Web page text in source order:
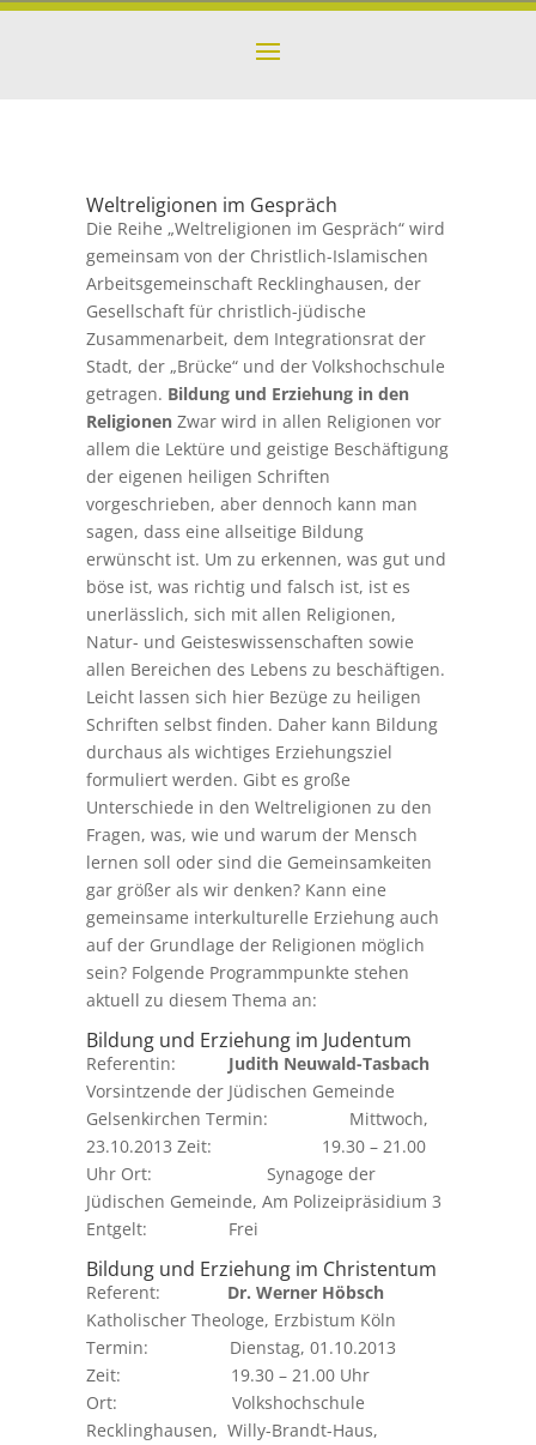
Weltreligionen im Gespräch
Die Reihe „Weltreligionen im Gespräch“ wird
gemeinsam von der Christlich-Islamischen
Arbeitsgemeinschaft Recklinghausen, der
Gesellschaft für christlich-jüdische
Zusammenarbeit, dem Integrationsrat der
Stadt, der „Brücke“ und der Volkshochschule
getragen. Bildung und Erziehung in den
ReligionenZwar wird in allen Religionen vor
allem die Lektüre und geistige Beschäftigung
der eigenen heiligen Schriften
vorgeschrieben, aber dennoch kann man
sagen, dass eine allseitige Bildung
erwünscht ist. Um zu erkennen, was gut und
böse ist, was richtig und falsch ist, ist es
unerlässlich, sich mit allen Religionen,
Natur- und Geisteswissenschaften sowie
allen Bereichen des Lebens zu beschäftigen.
Leicht lassen sich hier Bezüge zu heiligen
Schriften selbst finden. Daher kann Bildung
durchaus als wichtiges Erziehungsziel
formuliert werden. Gibt es große
Unterschiede in den Weltreligionen zu den
Fragen, was, wie und warum der Mensch
lernen soll oder sind die Gemeinsamkeiten
gar größer als wir denken? Kann eine
gemeinsame interkulturelle Erziehung auch
auf der Grundlage der Religionen möglich
sein? Folgende Programmpunkte stehen
aktuell zu diesem Thema an:
Bildung und Erziehung im Judentum
Referentin: Judith Neuwald-Tasbach
Vorsintzende der Jüdischen Gemeinde
Gelsenkirchen Termin: Mittwoch,
23.10.2013 Zeit: 19.30 – 21.00
Uhr Ort: Synagoge der
Jüdischen Gemeinde, Am Polizeipräsidium 3
Entgelt: Frei
Bildung und Erziehung im Christentum
Referent: Dr. Werner Höbsch
Katholischer Theologe, Erzbistum Köln
Termin: Dienstag, 01.10.2013
Zeit: 19.30 – 21.00 Uhr
Ort: Volkshochschule
Recklinghausen, Willy-Brandt-Haus,